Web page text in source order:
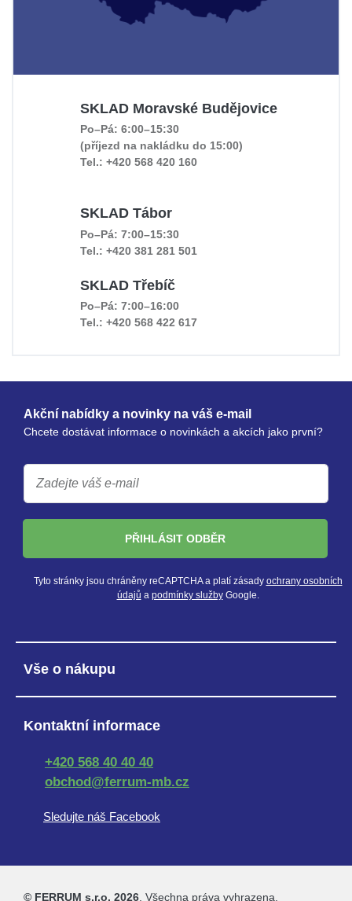
SKLAD Moravské Budějovice
Po–Pá: 6:00–15:30
(příjezd na nakládku do 15:00)
Tel.: +420 568 420 160
SKLAD Tábor
Po–Pá: 7:00–15:30
Tel.: +420 381 281 501
SKLAD Třebíč
Po–Pá: 7:00–16:00
Tel.: +420 568 422 617
Akční nabídky a novinky na váš e-mail
Chcete dostávat informace o novinkách a akcích jako první?
PŘIHLÁSIT ODBĚR
Tyto stránky jsou chráněny reCAPTCHA a platí zásady ochrany osobních
údajů a podmínky službyGoogle.
Vše o nákupu
Kontaktní informace
+420 568 40 40 40
obchod@ferrum-mb.cz
Sledujte náš Facebook
© FERRUM s.r.o. 2026. Všechna práva vyhrazena.